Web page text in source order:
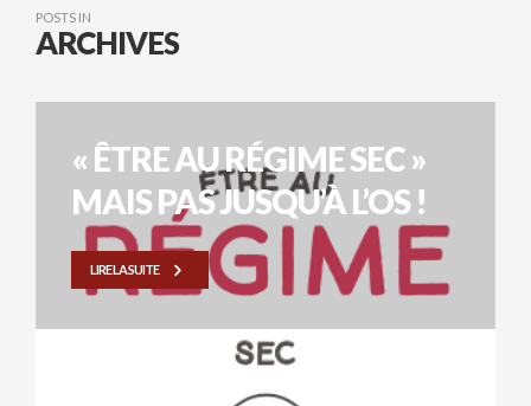
POSTS IN
ARCHIVES
« ÊTRE AU RÉGIME SEC »
MAIS PAS JUSQU’À L’OS !
LIRE LA SUITE